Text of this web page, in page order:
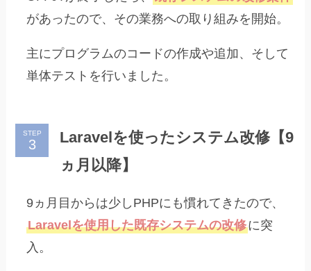
があったので、その業務への取り組みを開始。
主にプログラムのコードの作成や追加、そして
単体テストを行いました。
STEP
Laravelを使ったシステム改修【9
ヵ月以降】
9ヵ月目からは少しPHPにも慣れてきたので、
Laravelを使用した既存システムの改修に突
入。